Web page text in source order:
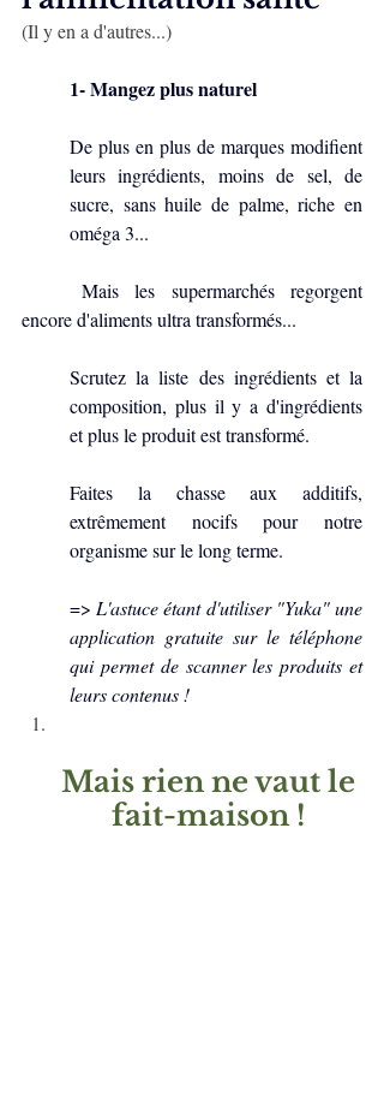
(Il y en a d'autres...)
1- Mangez plus naturel
De plus en plus de marques modifient
leurs ingrédients, moins de sel, de
sucre, sans huile de palme, riche en
oméga 3...
encore d'aliments ultra transformés...
Scrutez la liste des ingrédients et la
composition, plus il y a d'ingrédients
et plus le produit est transformé.
Faites la chasse aux additifs,
extrêmement nocifs pour notre
organisme sur le long terme.
=> L'astuce étant d'utiliser "Yuka" une
application gratuite sur le téléphone
qui permet de scanner les produits et
leurs contenus !
Mais rien ne vaut le
fait-maison !